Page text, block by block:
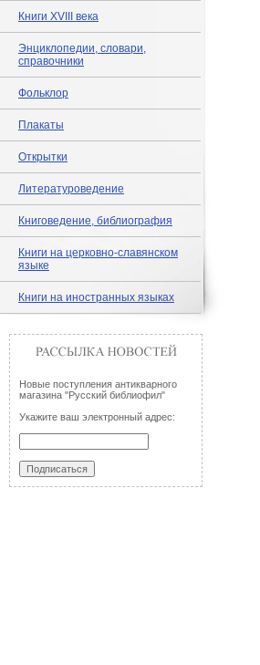
Книги XVIII века
Энциклопедии, словари,
справочники
Фольклор
Плакаты
Открытки
Литературоведение
Книговедение, библиография
Книги на церковно-славянском
языке
Книги на иностранных языках
Новые поступления антикварного
магазина "Русский библиофил"
Укажите ваш электронный адрес: